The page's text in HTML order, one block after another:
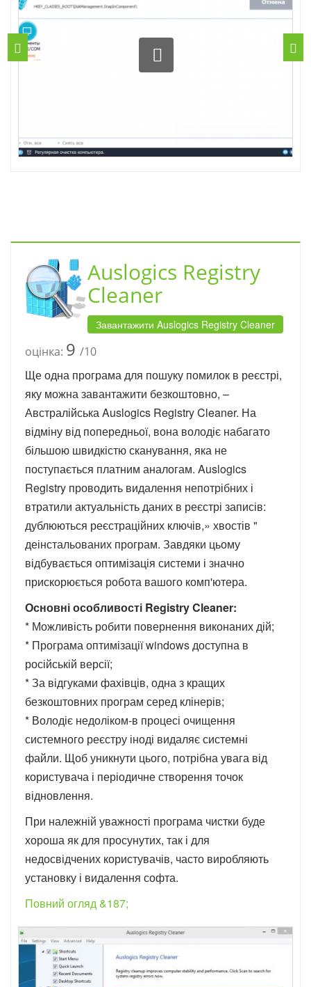
Auslogics Registry
Cleaner
Завантажити Auslogics Registry Cleaner
оцінка: 9 /10
Ще одна програма для пошуку помилок в реєстрі,
яку можна завантажити безкоштовно, –
Австралійська Auslogics Registry Cleaner. На
відміну від попередньої, вона володіє набагато
більшою швидкістю сканування, яка не
поступається платним аналогам. Auslogics
Registry проводить видалення непотрібних і
втратили актуальність даних в реєстрі записів:
дублюються реєстраційних ключів,» хвостів "
деінстальованих програм. Завдяки цьому
відбувається оптимізація системи і значно
прискорюється робота вашого комп'ютера.
Основні особливості Registry Cleaner:
* Можливість робити повернення виконаних дій;
* Програма оптимізації windows доступна в
російській версії;
* За відгуками фахівців, одна з кращих
безкоштовних програм серед клінерів;
* Володіє недоліком-в процесі очищення
системного реєстру іноді видаляє системні
файли. Щоб уникнути цього, потрібна увага від
користувача і періодичне створення точок
відновлення.
При належній уважності програма чистки буде
хороша як для просунутих, так і для
недосвідчених користувачів, часто виробляють
установку і видалення софта.
Повний огляд &187;